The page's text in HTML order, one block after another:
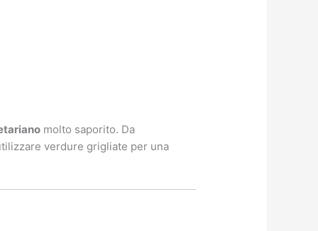
molto saporito. Da
verdure grigliate per una